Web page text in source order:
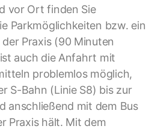
vor Ort finden Sie
Parkmöglichkeiten bzw. ein
Praxis (90 Minuten
auch die Anfahrt mit
problemlos möglich,
S-Bahn (Linie S8) bis zur
anschließend mit dem Bus
Praxis hält. Mit dem